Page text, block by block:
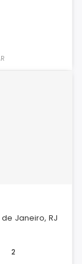
Janeiro, RJ
2